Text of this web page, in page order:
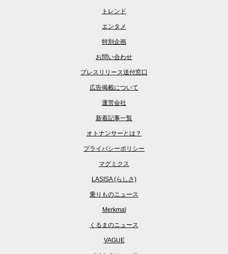
トレンド
エンタメ
特別企画
お問い合わせ
プレスリリース送付窓口
広告掲載について
運営会社
新着記事一覧
オトナンサーとは？
プライバシーポリシー
マグミクス
LASISA (らしさ)
乗りものニュース
Merkmal
くるまのニュース
VAGUE